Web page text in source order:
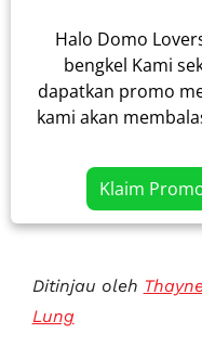
Halo Domo
bengkel Kami
dapatkan promo
kami akan
Klaim
Ditinjau oleh
Lung